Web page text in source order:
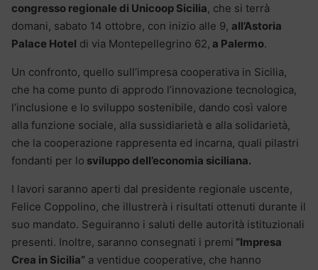
congresso regionale di Unicoop Sicilia, che si terrà
domani, sabato 14 ottobre, con inizio alle 9, all’Astoria
Palace Hotel di via Montepellegrino 62, a Palermo.
Un confronto, quello sull’impresa cooperativa in Sicilia,
che ha come punto di approdo l’innovazione tecnologica,
l’inclusione e lo sviluppo sostenibile, dando così valore
alla funzione sociale, alla sussidiarietà e alla solidarietà,
che la cooperazione rappresenta ed incarna, quali pilastri
fondanti per lo sviluppo dell’economia siciliana.
I lavori saranno aperti dal presidente regionale uscente,
Felice Coppolino, che illustrerà i risultati ottenuti durante il
suo mandato. Seguiranno i saluti delle autorità istituzionali
presenti. Inoltre, saranno consegnati i premi “Impresa
Crea in Sicilia” a ventidue cooperative, che hanno